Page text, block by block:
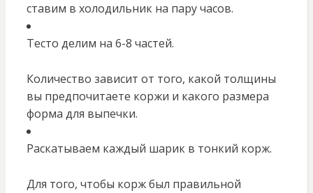
ставим в холодильник на пару часов.
Тесто делим на 6-8 частей.
Количество зависит от того, какой толщины
вы предпочитаете коржи и какого размера
форма для выпечки.
Раскатываем каждый шарик в тонкий корж.
Для того, чтобы корж был правильной